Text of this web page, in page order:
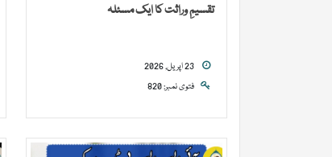
تقسیمِ وراثت کا ایک مسئلہ
فتوی نمبر: 820